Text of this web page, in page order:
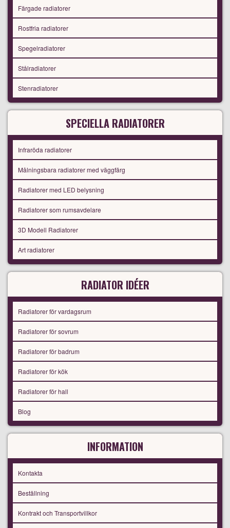
Färgade radiatorer
Rostfria radiatorer
Spegelradiatorer
Stålradiatorer
Stenradiatorer
SPECIELLA RADIATORER
Infraröda radiatorer
Målningsbara radiatorer med väggfärg
Radiatorer med LED belysning
Radiatorer som rumsavdelare
3D Modell Radiatorer
Art radiatorer
RADIATOR IDÉER
Radiatorer för vardagsrum
Radiatorer för sovrum
Radiatorer för badrum
Radiatorer för kök
Radiatorer för hall
Blog
INFORMATION
Kontakta
Beställning
Kontrakt och Transportvillkor